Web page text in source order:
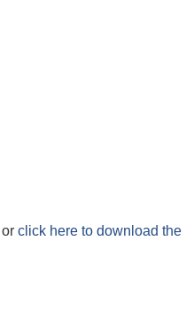
or click here to download the